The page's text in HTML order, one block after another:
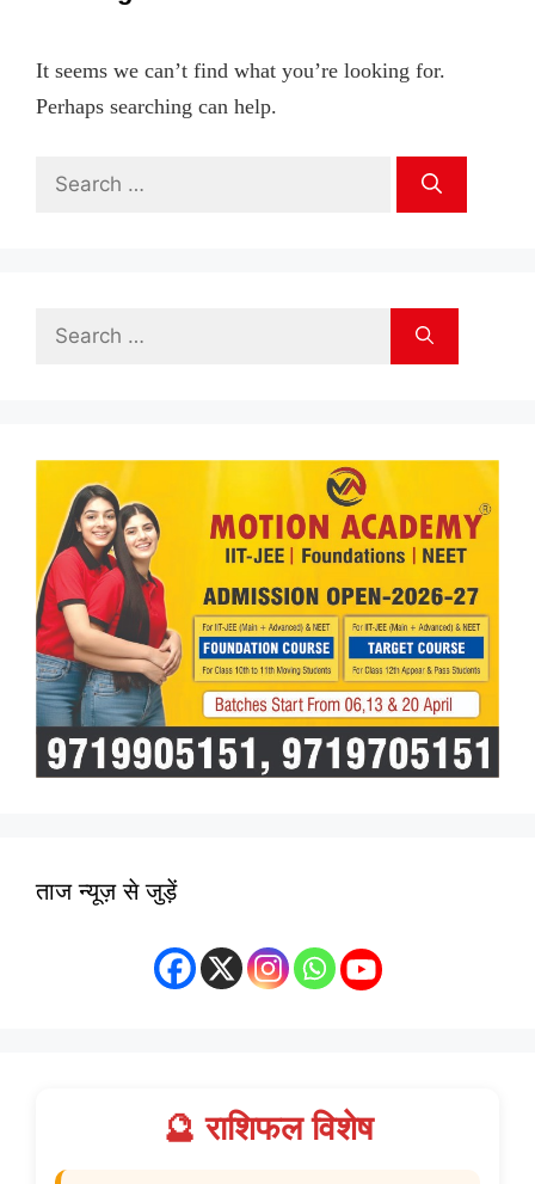
It seems we can’t find what you’re looking for.
Perhaps searching can help.
Search
Search
ताज न्यूज़ से जुड़ें
🔮 राशिफल विशेष